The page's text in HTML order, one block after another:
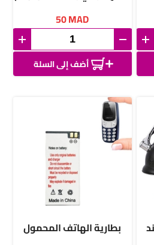
لزبنائنا، منفاخ إشعال التار في
الجمر لحفلات الشواء
50MAD
أضف إلى السلة
بطارية الهاتف المحمول